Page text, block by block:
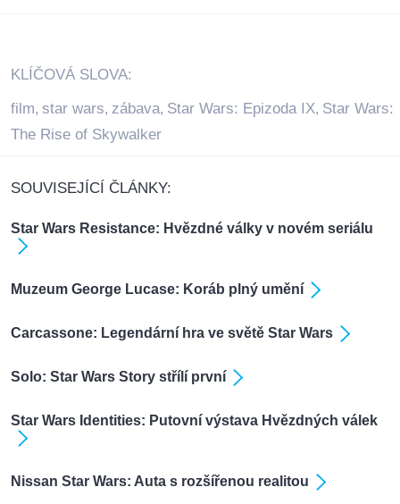
KLÍČOVÁ SLOVA:
film, star wars, zábava, Star Wars: Epizoda IX, Star Wars:
The Rise of Skywalker
SOUVISEJÍCÍ ČLÁNKY:
Star Wars Resistance: Hvězdné války v novém seriálu
Muzeum George Lucase: Koráb plný umění
Carcassone: Legendární hra ve světě Star Wars
Solo: Star Wars Story střílí první
Star Wars Identities: Putovní výstava Hvězdných válek
Nissan Star Wars: Auta s rozšířenou realitou